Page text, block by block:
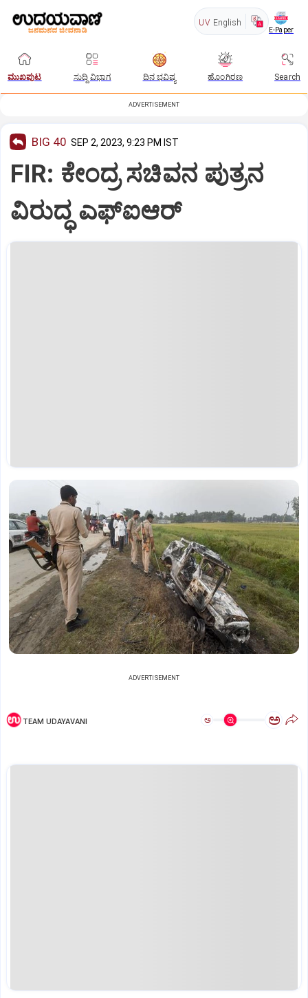
UV English
E-Paper
ಮುಖಪುಟ ಸುದ್ದಿ ವಿಭಾಗ ದಿನ ಭವಿಷ್ಯ ಹೊಂಗಿರಣ Search
ADVERTISEMENT
BIG 40 SEP 2, 2023, 9:23 PM IST
FIR: ಕೇಂದ್ರ ಸಚಿವನ ಪುತ್ರನ
ವಿರುದ್ಧ ಎಫ್ಐಆರ್‌
ADVERTISEMENT
TEAM UDAYAVANI ಅ ಅ